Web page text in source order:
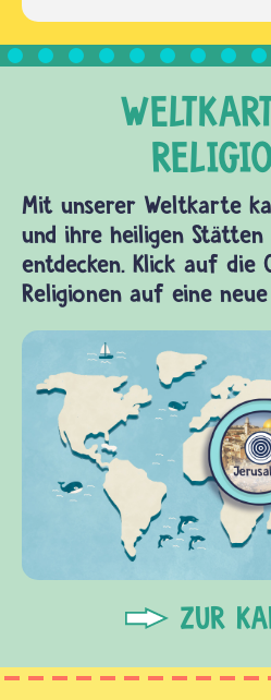
Teil…
Mit unserer Weltkarte
und ihre heiligen Stätten
entdecken. Klick auf die
Religionen auf eine
ZUR